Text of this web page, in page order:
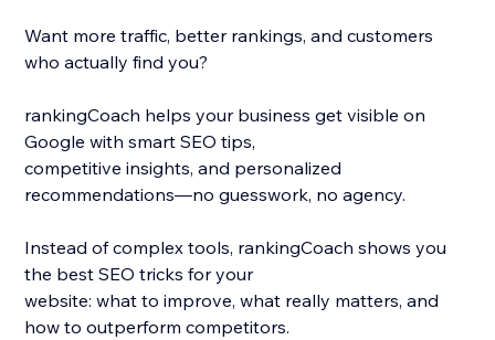
Want more traffic, better rankings, and customers
who actually find you?
rankingCoach helps your business get visible on
Google with smart SEO tips,
competitive insights, and personalized
recommendations—no guesswork, no agency.
Instead of complex tools, rankingCoach shows you
the best SEO tricks for your
website: what to improve, what really matters, and
how to outperform competitors.